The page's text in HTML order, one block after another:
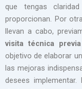
que tengas
proporcionan. Por
llevan a cabo,
visita técnica previa
objetivo de elaborar un
las mejoras
desees